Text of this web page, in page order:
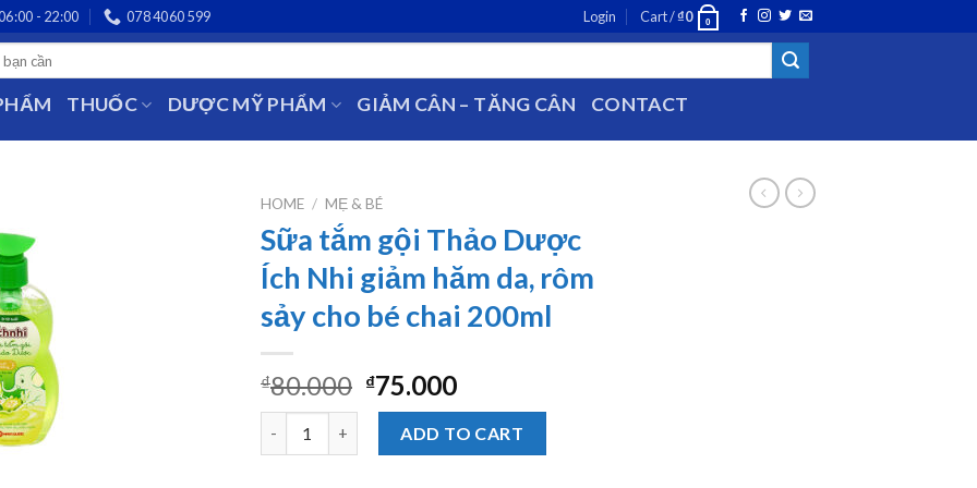
- 22:00 078 4060 599 Login Cart /₫0 0
THUỐC DƯỢC MỸ PHẨM GIẢM CÂN – TĂNG CÂN CONTACT
HOME / MẸ & BÉ
Sữa tắm gội Thảo Dược
Ích Nhi giảm hăm da, rôm
sảy cho bé chai 200ml
₫80.000 ₫75.000
ADD TO CART